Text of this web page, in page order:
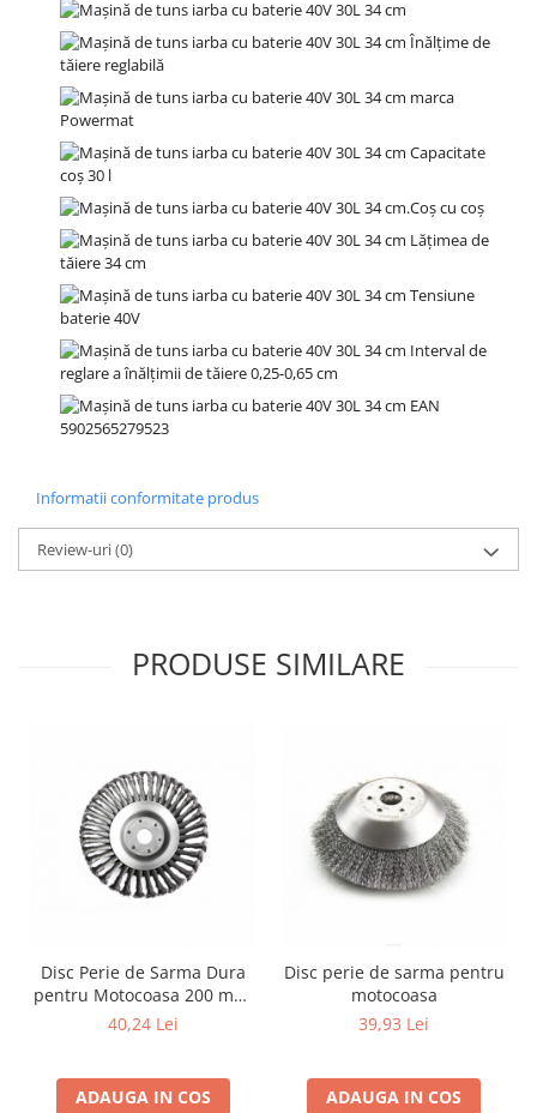
Informatii conformitate produs
Review-uri(0)
PRODUSE SIMILARE
Disc Perie de Sarma Dura
pentru Motocoasa 200 mm,
Prindere 25.4 mm (cu Inel
RPM
40,24 Lei
ADAUGA IN COS
Disc perie de sarma pentru
motocoasa
39,93 Lei
ADAUGA IN COS